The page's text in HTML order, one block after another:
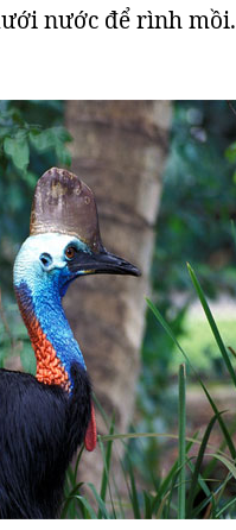
nước để rình mồi.